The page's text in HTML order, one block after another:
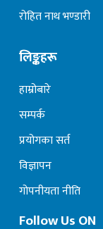
रोहित नाथ भण्डारी
लिङ्कहरू
हाम्रोबारे
सम्पर्क
प्रयोगका सर्त
विज्ञापन
गोपनीयता नीति
Follow Us ON